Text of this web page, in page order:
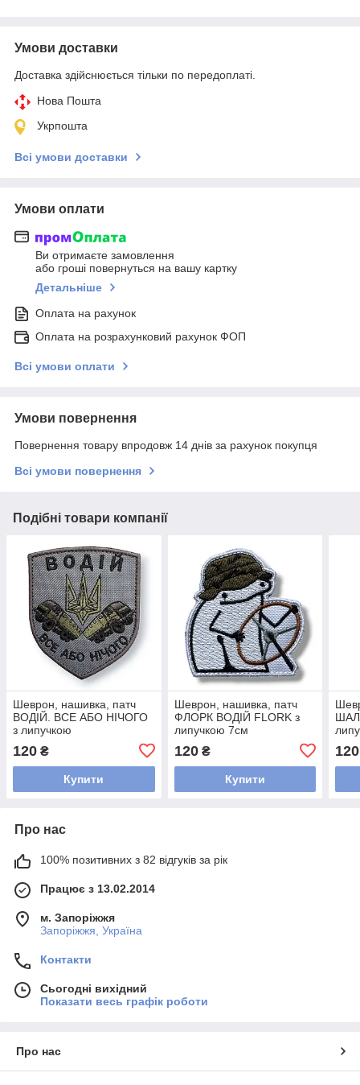
Умови доставки
Доставка здійснюється тільки по передоплаті.
Нова Пошта
Укрпошта
Всі умови доставки
Умови оплати
Ви отримаєте замовлення
або гроші повернуться на вашу картку
Детальніше
Оплата на рахунок
Оплата на розрахунковий рахунок ФОП
Всі умови оплати
Умови повернення
Повернення товару впродовж 14 днів за рахунок покупця
Всі умови повернення
Подібні товари компанії
Шеврон, нашивка, патч
ВОДІЙ. ВСЕ АБО НІЧОГО
з липучкою
120 ₴
Купити
Шеврон, нашивка, патч
ФЛОРК ВОДІЙ FLORK з
липучкою 7см
120₴
Купити
120
Про нас
100% позитивних з 82 відгуків за рік
Працює з 13.02.2014
м. Запоріжжя
Запоріжжя, Україна
Контакти
Сьогодні вихідний
Показати весь графік роботи
Про нас